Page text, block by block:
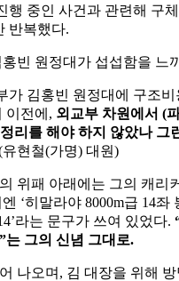
행 중인 사건과 관련해 구
반복했다.
빈 원정대가 섭섭함을 느
가 김홍빈 원정대에 구조비
이전에, 외교부 차원에서 (
리를 해야 하지 않았나 그
유현철(가명) 대원)
위패 아래에는 그의 캐리
‘히말라야 8000m급 14좌
라는 문구가 쓰여 있었다.
는 그의 신념 그대로.
나오며, 김 대장을 위해